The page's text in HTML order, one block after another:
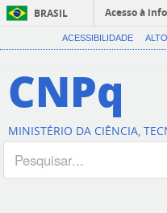
BRASIL
Acesso à
ACESSIBILIDADE
CNPq
MINISTÉRIO DA CIÊNCIA,